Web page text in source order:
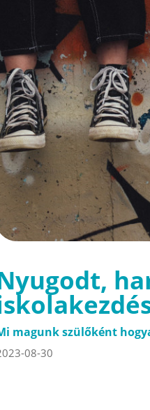
magunk szülőként
08-30